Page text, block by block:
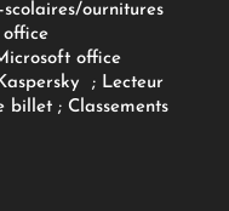
ournitures
office
; Lecteur
billet; Classements